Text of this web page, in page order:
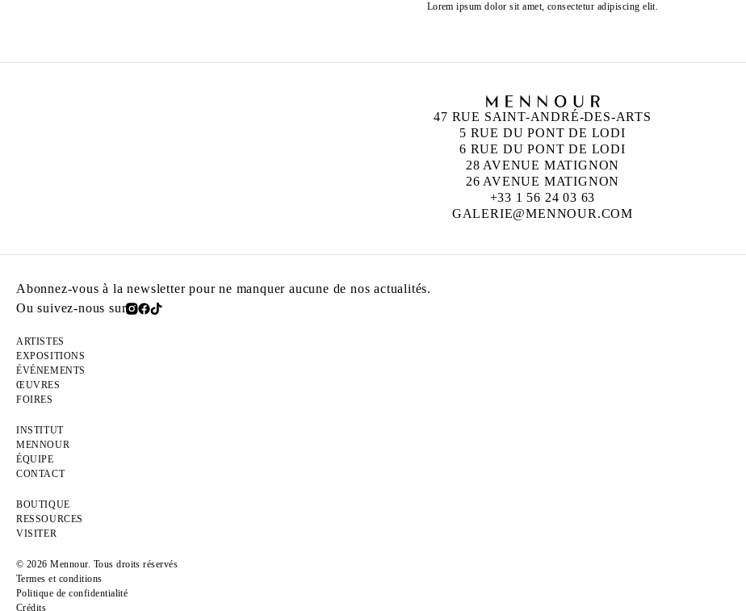
Lorem ipsum dolor sit amet, consectetur adipiscing elit.
47 RUE SAINT-ANDRÉ-DES-ARTS
5 RUE DU PONT DE LODI
6 RUE DU PONT DE LODI
28 AVENUE MATIGNON
26 AVENUE MATIGNON
+33 1 56 24 03 63
GALERIE@MENNOUR.COM
Abonnez-vous à la newsletter pour ne manquer aucune de nos actualités.
Ou suivez-nous sur
ARTISTES
EXPOSITIONS
ÉVÉNEMENTS
ŒUVRES
FOIRES
INSTITUT
MENNOUR
ÉQUIPE
CONTACT
BOUTIQUE
RESSOURCES
VISITER
© 2026 Mennour. Tous droits réservés
Termes et conditions
Politique de confidentialité
Crédits